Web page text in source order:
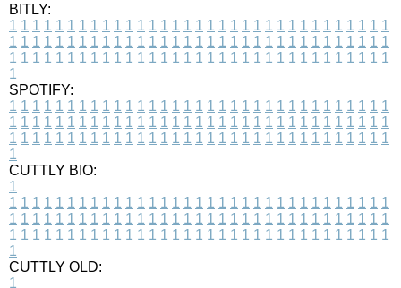
BITLY:
1 1 1 1 1 1 1 1 1 1 1 1 1 1 1 1 1 1 1 1 1 1 1 1 1 1 1 1 1 1 1 1 1
1 1 1 1 1 1 1 1 1 1 1 1 1 1 1 1 1 1 1 1 1 1 1 1 1 1 1 1 1 1 1 1 1
1 1 1 1 1 1 1 1 1 1 1 1 1 1 1 1 1 1 1 1 1 1 1 1 1 1 1 1 1 1 1 1 1
1
SPOTIFY:
1 1 1 1 1 1 1 1 1 1 1 1 1 1 1 1 1 1 1 1 1 1 1 1 1 1 1 1 1 1 1 1 1
1 1 1 1 1 1 1 1 1 1 1 1 1 1 1 1 1 1 1 1 1 1 1 1 1 1 1 1 1 1 1 1 1
1 1 1 1 1 1 1 1 1 1 1 1 1 1 1 1 1 1 1 1 1 1 1 1 1 1 1 1 1 1 1 1 1
1
CUTTLY BIO:
1
1 1 1 1 1 1 1 1 1 1 1 1 1 1 1 1 1 1 1 1 1 1 1 1 1 1 1 1 1 1 1 1 1
1 1 1 1 1 1 1 1 1 1 1 1 1 1 1 1 1 1 1 1 1 1 1 1 1 1 1 1 1 1 1 1 1
1 1 1 1 1 1 1 1 1 1 1 1 1 1 1 1 1 1 1 1 1 1 1 1 1 1 1 1 1 1 1 1 1
1
CUTTLY OLD:
1